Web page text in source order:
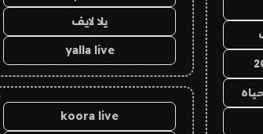
يلا لايف
yalla live
koora live